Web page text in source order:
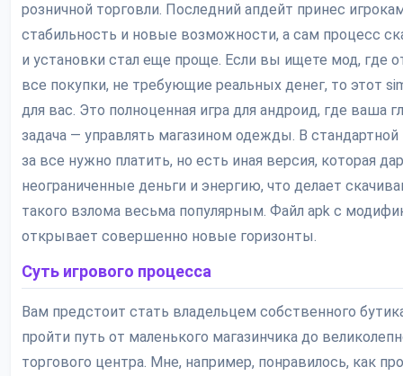
розничной торговли. Последний апдейт принес
стабильность и новые возможности, а сам процесс
и установки стал еще проще. Если вы ищете мод, где
все покупки, не требующие реальных денег, то этот
для вас. Это полноценная игра для андроид, где ваша
задача — управлять магазином одежды. В стандартной
за все нужно платить, но есть иная версия, которая
неограниченные деньги и энергию, что делает
такого взлома весьма популярным. Файл apk с
открывает совершенно новые горизонты.
Суть игрового процесса
Вам предстоит стать владельцем собственного
пройти путь от маленького магазинчика до
торгового центра. Мне, например, понравилось, как